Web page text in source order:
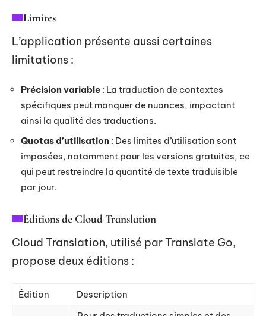
Limites
L’application présente aussi certaines
limitations :
Précision variable : La traduction de contextes
spécifiques peut manquer de nuances, impactant
ainsi la qualité des traductions.
Quotas d’utilisation : Des limites d’utilisation sont
imposées, notamment pour les versions gratuites, ce
qui peut restreindre la quantité de texte traduisible
par jour.
Éditions de Cloud Translation
Cloud Translation, utilisé par Translate Go,
propose deux éditions :
Édition Description